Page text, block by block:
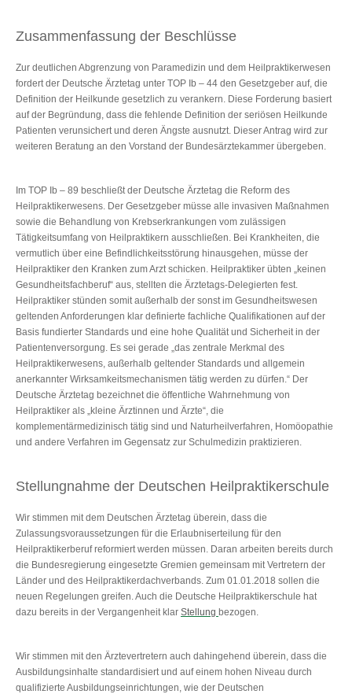
Zusammenfassung der Beschlüsse
Zur deutlichen Abgrenzung von Paramedizin und dem Heilpraktikerwesen
fordert der Deutsche Ärztetag unter TOP Ib – 44 den Gesetzgeber auf, die
Definition der Heilkunde gesetzlich zu verankern. Diese Forderung basiert
auf der Begründung, dass die fehlende Definition der seriösen Heilkunde
Patienten verunsichert und deren Ängste ausnutzt. Dieser Antrag wird zur
weiteren Beratung an den Vorstand der Bundesärztekammer übergeben.
Im TOP Ib – 89 beschließt der Deutsche Ärztetag die Reform des
Heilpraktikerwesens. Der Gesetzgeber müsse alle invasiven Maßnahmen
sowie die Behandlung von Krebserkrankungen vom zulässigen
Tätigkeitsumfang von Heilpraktikern ausschließen. Bei Krankheiten, die
vermutlich über eine Befindlichkeitsstörung hinausgehen, müsse der
Heilpraktiker den Kranken zum Arzt schicken. Heilpraktiker übten „keinen
Gesundheitsfachberuf“ aus, stellten die Ärztetags-Delegierten fest.
Heilpraktiker stünden somit außerhalb der sonst im Gesundheitswesen
geltenden Anforderungen klar definierte fachliche Qualifikationen auf der
Basis fundierter Standards und eine hohe Qualität und Sicherheit in der
Patientenversorgung. Es sei gerade „das zentrale Merkmal des
Heilpraktikerwesens, außerhalb geltender Standards und allgemein
anerkannter Wirksamkeitsmechanismen tätig werden zu dürfen.“ Der
Deutsche Ärztetag bezeichnet die öffentliche Wahrnehmung von
Heilpraktiker als „kleine Ärztinnen und Ärzte“, die
komplementärmedizinisch tätig sind und Naturheilverfahren, Homöopathie
und andere Verfahren im Gegensatz zur Schulmedizin praktizieren.
Stellungnahme der Deutschen Heilpraktikerschule
Wir stimmen mit dem Deutschen Ärztetag überein, dass die
Zulassungsvoraussetzungen für die Erlaubniserteilung für den
Heilpraktikerberuf reformiert werden müssen. Daran arbeiten bereits durch
die Bundesregierung eingesetzte Gremien gemeinsam mit Vertretern der
Länder und des Heilpraktikerdachverbands. Zum 01.01.2018 sollen die
neuen Regelungen greifen. Auch die Deutsche Heilpraktikerschule hat
dazu bereits in der Vergangenheit klar Stellung bezogen.
Wir stimmen mit den Ärztevertretern auch dahingehend überein, dass die
Ausbildungsinhalte standardisiert und auf einem hohen Niveau durch
qualifizierte Ausbildungseinrichtungen, wie der Deutschen